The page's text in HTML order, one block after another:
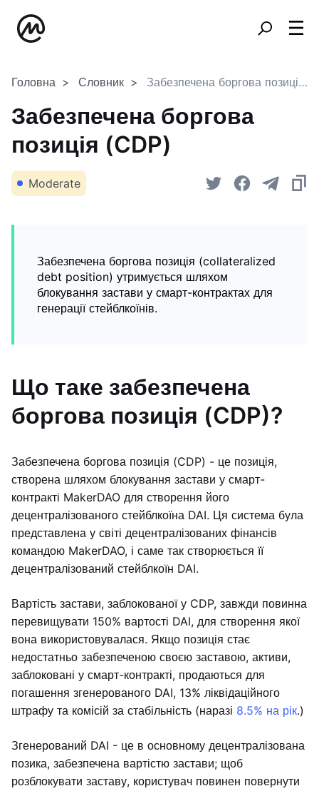
Головна Словник Забезпечена боргова позиція (CDP)
Забезпечена боргова
позиція (CDP)
Moderate
Забезпечена боргова позиція (collateralized
debt position) утримується шляхом
блокування застави у смарт-контрактах для
генерації стейблкоїнів.
Що таке забезпечена
боргова позиція (CDP)?
Забезпечена боргова позиція (CDP) - це позиція,
створена шляхом блокування застави у смарт-
контракті MakerDAO для створення його
децентралізованого стейблкоїна DAI. Ця система була
представлена у світі децентралізованих фінансів
командою MakerDAO, і саме так створюється її
децентралізований стейблкоїн DAI.
Вартість застави, заблокованої у CDP, завжди повинна
перевищувати 150% вартості DAI, для створення якої
вона використовувалася. Якщо позиція стає
недостатньо забезпеченою своєю заставою, активи,
заблоковані у смарт-контракті, продаються для
погашення згенерованого DAI, 13% ліквідаційного
штрафу та комісій за стабільність (наразі 8.5% на рік.)
Згенерований DAI - це в основному децентралізована
позика, забезпечена вартістю застави; щоб
розблокувати заставу, користувач повинен повернути